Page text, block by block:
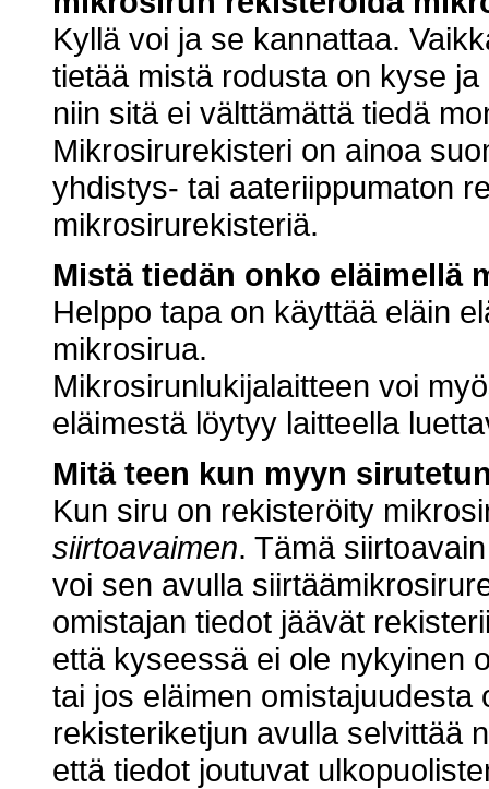
Kyllä voi ja se kannattaa.
tietää mistä rodusta on kyse
niin sitä ei välttämättä tiedä
Mikrosirurekisteri on ainoa
yhdistys- tai aateriippumaton
mikrosirurekisteriä.
Mistä tiedän onko eläimellä
Helppo tapa on käyttää eläin
mikrosirua.
Mikrosirunlukijalaitteen voi
eläimestä löytyy laitteella
Mitä teen kun myyn
Kun siru on rekisteröity
siirtoavaimen. Tämä
voi sen avulla
omistajan tiedot jäävät
että kyseessä ei ole nykyinen
tai jos eläimen
rekisteriketjun avulla selvittää
että tiedot joutuvat